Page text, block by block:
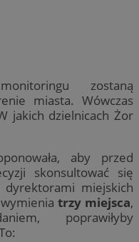
zostaną
miasta. Wówczas
jakich dzielnicach Żor
aby przed
skonsultować się
miejskich
trzy miejsca,
poprawiłyby